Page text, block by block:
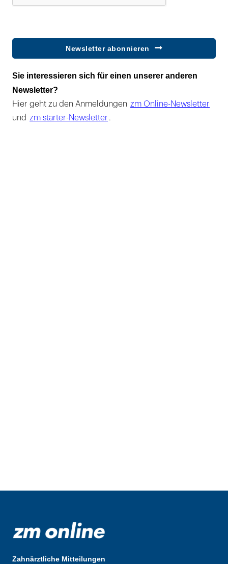
Newsletter abonnieren
Sie interessieren sich für einen unserer anderen
Newsletter?
Hier geht zu den Anmeldungen zm Online-Newsletter
und zm starter-Newsletter .
Zahnärztliche Mitteilungen